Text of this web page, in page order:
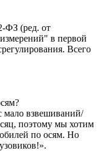
ФЗ (ред. от
в первой
Всего
мало взвешиваний/
поэтому мы хотим
по осям. Но